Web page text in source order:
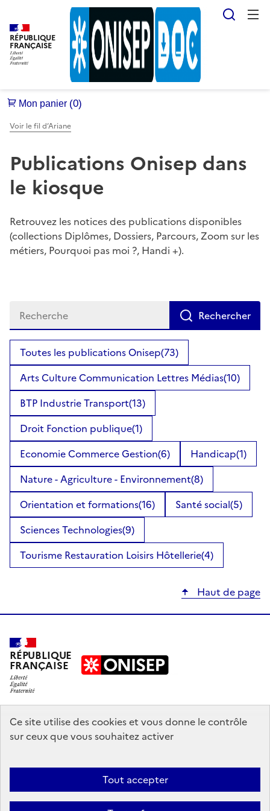
Ce site utilise des cookies et vous donne le contrôle
sur ceux que vous souhaitez activer
Tout accepter
RÉPUBLIQUE
FRANÇAISE
Voir le fil d’Ariane
Publications Onisep dans
le kiosque
Retrouvez les notices des publications disponibles
(collections Diplômes, Dossiers, Parcours, Zoom sur les
métiers, Pourquoi pas moi ?, Handi +).
Toutes les publications Onisep(73)
Arts Culture Communication Lettres Médias(10)
BTP Industrie Transport(13)
Droit Fonction publique(1)
Economie Commerce Gestion(6) Handicap(1)
Nature - Agriculture - Environnement(8)
Orientation et formations(16) Santé social(5)
Sciences Technologies(9)
Tourisme Restauration Loisirs Hôtellerie(4)
Haut de page
RÉPUBLIQUE
FRANÇAISE
education.gouv.fr
enseignementsup-recherche.gouv.fr